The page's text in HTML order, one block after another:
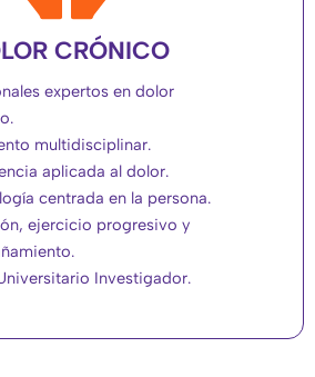
CRÓNICO
expertos en dolor
multidisciplinar.
aplicada al dolor.
centrada en la persona.
ejercicio progresivo y
Investigador.